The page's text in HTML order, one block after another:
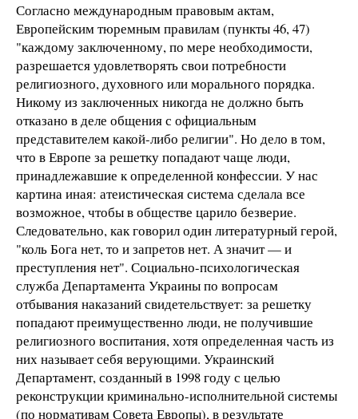
Согласно международным правовым актам,
Европейским тюремным правилам (пункты 46, 47)
"каждому заключенному, по мере необходимости,
разрешается удовлетворять свои потребности
религиозного, духовного или морального порядка.
Никому из заключенных никогда не должно быть
отказано в деле общения с официальным
представителем какой-либо религии". Но дело в том,
что в Европе за решетку попадают чаще люди,
принадлежавшие к определенной конфессии. У нас
картина иная: атеистическая система сделала все
возможное, чтобы в обществе царило безверие.
Следовательно, как говорил один литературный герой,
"коль Бога нет, то и запретов нет. А значит — и
преступления нет". Социально-психологическая
служба Департамента Украины по вопросам
отбывания наказаний свидетельствует: за решетку
попадают преимущественно люди, не получившие
религиозного воспитания, хотя определенная часть из
них называет себя верующими. Украинский
Департамент, созданный в 1998 году с целью
реконструкции криминально-исполнительной системы
(по нормативам Совета Европы), в результате